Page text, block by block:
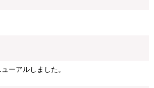
ーアルしました。